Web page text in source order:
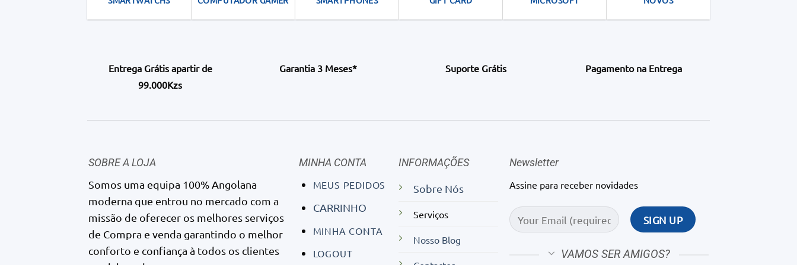
Entrega Grátis apartir de
99.000Kzs
Garantia 3 Meses* Suporte Grátis Pagamento na Entrega
SOBRE A LOJA
Somos uma equipa 100% Angolana
moderna que entrou no mercado com a
missão de oferecer os melhores serviços
de Compra e venda garantindo o melhor
conforto e confiança à todos os clientes
MINHA CONTA
MEUS PEDIDOS
CARRINHO
MINHA CONTA
LOGOUT
INFORMAÇÕES
Sobre Nós
Serviços
Nosso Blog
Newsletter
Assine para receber novidades
VAMOS SER AMIGOS?